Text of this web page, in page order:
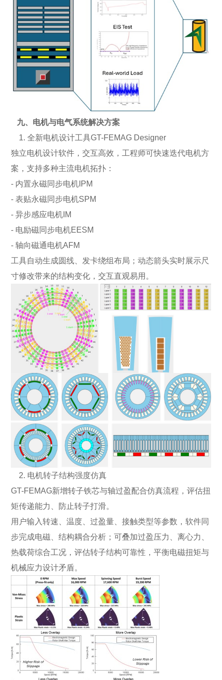
九、电机与电气系统解决方案
1. 全新电机设计工具GT-FEMAG Designer
独立电机设计软件，交互高效，工程师可快速迭代电机方
案，支持多种主流电机拓扑：
- 内置永磁同步电机IPM
- 表贴永磁同步电机SPM
- 异步感应电机IM
- 电励磁同步电机EESM
- 轴向磁通电机AFM
工具自动生成圆线、发卡绕组布局；动态箭头实时展示尺
寸修改带来的结构变化，交互直观易用。
2. 电机转子结构强度仿真
GT-FEMAG新增转子铁芯与轴过盈配合仿真流程，评估扭
矩传递能力、防止转子打滑。
用户输入转速、温度、过盈量、接触类型等参数，软件同
步完成电磁、结构耦合分析；可叠加过盈压力、离心力、
热载荷综合工况，评估转子结构可靠性，平衡电磁扭矩与
机械应力设计矛盾。